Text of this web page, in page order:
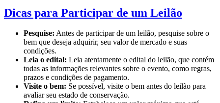
Dicas para Participar de um Leilão
Pesquise: Antes de participar de um leilão, pesquise sobre o
bem que deseja adquirir, seu valor de mercado e suas
condições.
Leia o edital: Leia atentamente o edital do leilão, que contém
todas as informações relevantes sobre o evento, como regras,
prazos e condições de pagamento.
Visite o bem: Se possível, visite o bem antes do leilão para
avaliar seu estado de conservação.